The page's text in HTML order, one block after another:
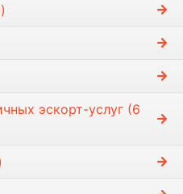
эскорт-услуг (6